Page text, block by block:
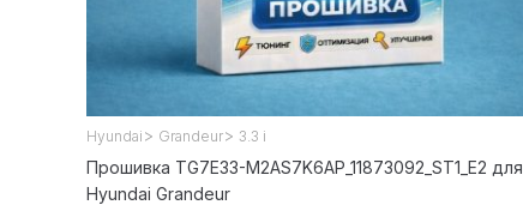
Hyundai > Grandeur> 3.3 i
Прошивка TG7E33-M2AS7K6AP_11873092_ST1_E2 для
Hyundai Grandeur